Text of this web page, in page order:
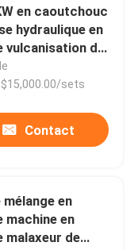
en caoutchouc
hydraulique en
vulcanisation de
sets
Contact
en
machine en
malaxeur de